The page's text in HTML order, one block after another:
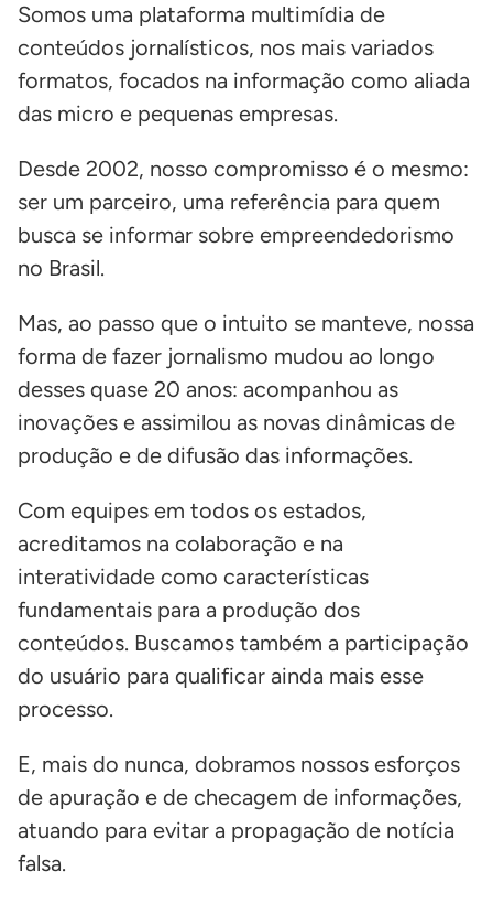
Somos uma plataforma multimídia de
conteúdos jornalísticos, nos mais variados
formatos, focados na informação como aliada
das micro e pequenas empresas.
Desde 2002, nosso compromisso é o mesmo:
ser um parceiro, uma referência para quem
busca se informar sobre empreendedorismo
no Brasil.
Mas, ao passo que o intuito se manteve, nossa
forma de fazer jornalismo mudou ao longo
desses quase 20 anos: acompanhou as
inovações e assimilou as novas dinâmicas de
produção e de difusão das informações.
Com equipes em todos os estados,
acreditamos na colaboração e na
interatividade como características
fundamentais para a produção dos
conteúdos. Buscamos também a participação
do usuário para qualificar ainda mais esse
processo.
E, mais do nunca, dobramos nossos esforços
de apuração e de checagem de informações,
atuando para evitar a propagação de notícia
falsa.